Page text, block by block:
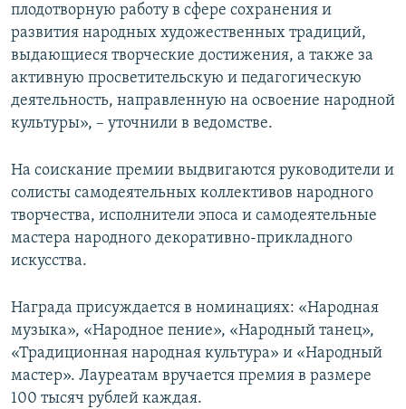
плодотворную работу в сфере сохранения и
развития народных художественных традиций,
выдающиеся творческие достижения, а также за
активную просветительскую и педагогическую
деятельность, направленную на освоение народной
культуры», – уточнили в ведомстве.
На соискание премии выдвигаются руководители и
солисты самодеятельных коллективов народного
творчества, исполнители эпоса и самодеятельные
мастера народного декоративно-прикладного
искусства.
Награда присуждается в номинациях: «Народная
музыка», «Народное пение», «Народный танец»,
«Традиционная народная культура» и «Народный
мастер». Лауреатам вручается премия в размере
100 тысяч рублей каждая.